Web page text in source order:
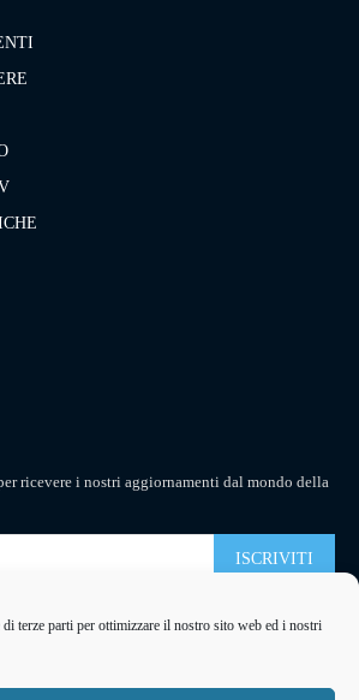
terze parti per ottimizzare il nostro sito web ed i nostri
ricevere i nostri aggiornamenti dal mondo della
ISCRIVITI